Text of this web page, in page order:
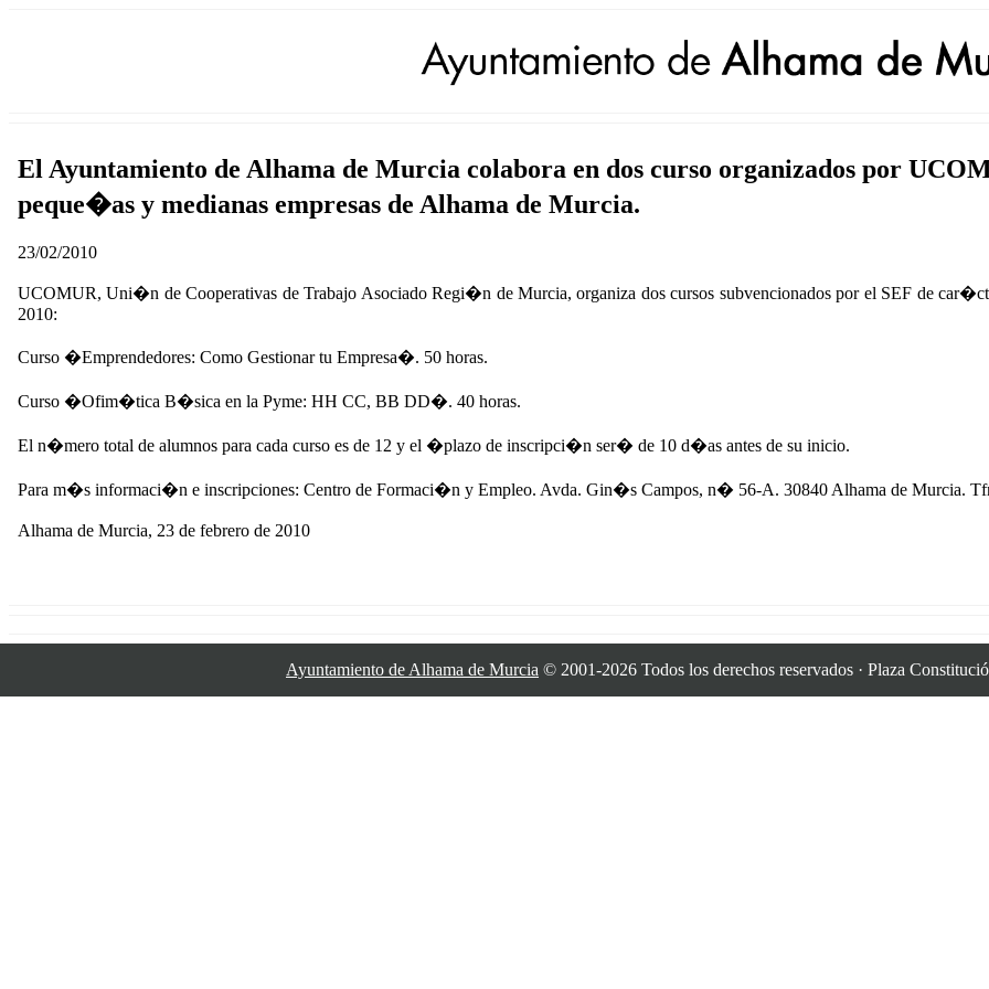
El Ayuntamiento de Alhama de Murcia colabora en dos curso organizados por
peque�as y medianas empresas de Alhama de Murcia.
23/02/2010
UCOMUR, Uni�n de Cooperativas de Trabajo Asociado Regi�n de Murcia, organiza dos cursos subvencionados por el SEF de
2010:
Curso �Emprendedores: Como Gestionar tu Empresa�. 50 horas.
Curso �Ofim�tica B�sica en la Pyme: HH CC, BB DD�. 40 horas.
El n�mero total de alumnos para cada curso es de 12 y el �plazo de inscripci�n ser� de 10 d�as antes de su inicio.
Para m�s informaci�n e inscripciones: Centro de Formaci�n y Empleo. Avda. Gin�s Campos, n� 56-A. 30840 Alhama de Murcia.
Alhama de Murcia, 23 de febrero de 2010
Ayuntamiento de Alhama de Murcia © 2001-2026 Todos los derechos reservados · Plaza